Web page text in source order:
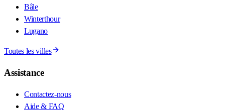
Bâle
Winterthour
Lugano
Toutes les villes
Assistance
Contactez-nous
Aide & FAQ